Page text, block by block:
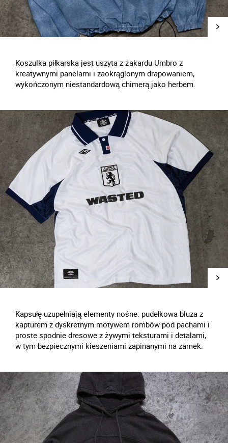
Koszulka piłkarska jest uszyta z żakardu Umbro z
kreatywnymi panelami i zaokrąglonym drapowaniem,
wykończonym niestandardową chimerą jako herbem.
Kapsułę uzupełniają elementy nośne: pudełkowa bluza z
kapturem z dyskretnym motywem rombów pod pachami i
proste spodnie dresowe z żywymi teksturami i detalami,
w tym bezpiecznymi kieszeniami zapinanymi na zamek.